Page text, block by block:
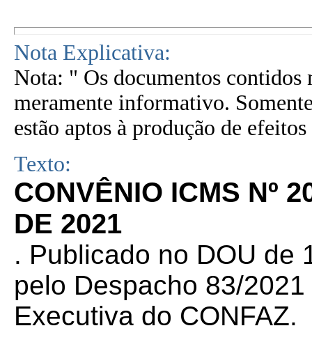
Nota Explicativa:
Nota: " Os documentos contidos
meramente informativo.
estão aptos à produção de
Texto:
CONVÊNIO ICMS Nº
DE 2021
. Publicado no DOU de
pelo Despacho 83/
Executiva do CONFAZ.